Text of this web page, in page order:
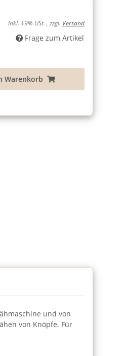
inkl. 19% USt. , zzgl. Versand
Frage zum Artikel
Warenkorb
und von
von Knöpfe. Für